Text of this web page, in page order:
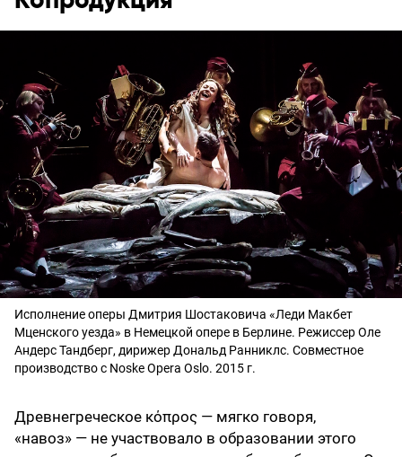
Исполнение оперы Дмитрия Шостаковича «Леди Макбет
Мценского уезда» в Немецкой опере в Берлине. Режиссер Оле
Андерс Тандберг, дирижер Дональд Ранниклс. Совместное
производство с Noske Opera Oslo. 2015 г.
Древнегреческое κόπρος — мягко говоря,
«навоз» — не участвовало в образовании этого